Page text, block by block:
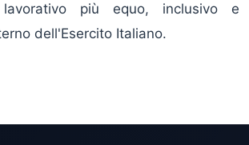
più equo, inclusivo e
dell'Esercito Italiano.